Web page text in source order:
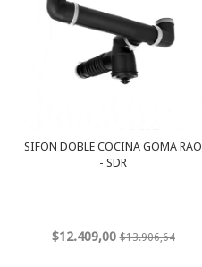
SIFON DOBLE COCINA GOMA RAO
- SDR
$12.409,00 $13.906,64